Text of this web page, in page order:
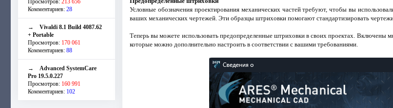
Комментариев: 28
→ Vivaldi 8.1 Build 4087.62
+ Portable
Просмотров: 170 061
Комментариев: 88
→ Advanced SystemCare
Pro 19.5.0.227
Просмотров: 160 991
Комментариев: 102
Условные обозначения проектирования механических частей требуют, чтобы вы
ваших механических чертежей. Эти образцы штриховки помогают стандартизировать
Теперь вы можете использовать предопределенные штриховки в своих проектах. Включены
которые можно дополнительно настроить в соответствии с вашими требованиями.